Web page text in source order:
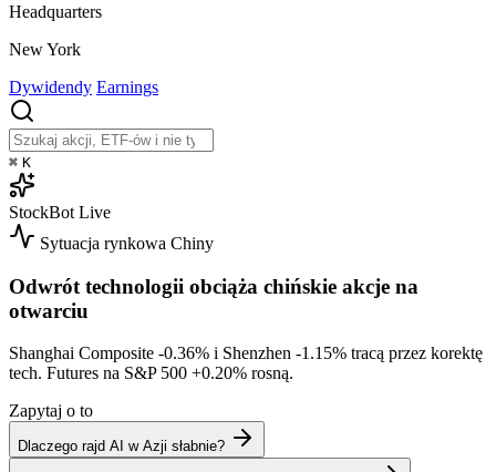
Headquarters
New York
Dywidendy Earnings
⌘ K
StockBot Live
Sytuacja rynkowa Chiny
Odwrót technologii obciąża chińskie akcje na
otwarciu
Shanghai Composite -0.36% i Shenzhen -1.15% tracą przez korektę
tech. Futures na S&P 500 +0.20% rosną.
Zapytaj o to
Dlaczego rajd AI w Azji słabnie?